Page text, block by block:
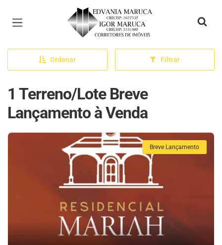
Página inicial
Ordenar Filtrar
1 Terreno/Lote Breve
Lançamento à Venda
Breve Lançamento